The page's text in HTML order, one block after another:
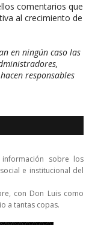
comentarios que
al crecimiento de
en ningún caso las
responsables
sobre los
e institucional del
con Don Luis como
a tantas copas.